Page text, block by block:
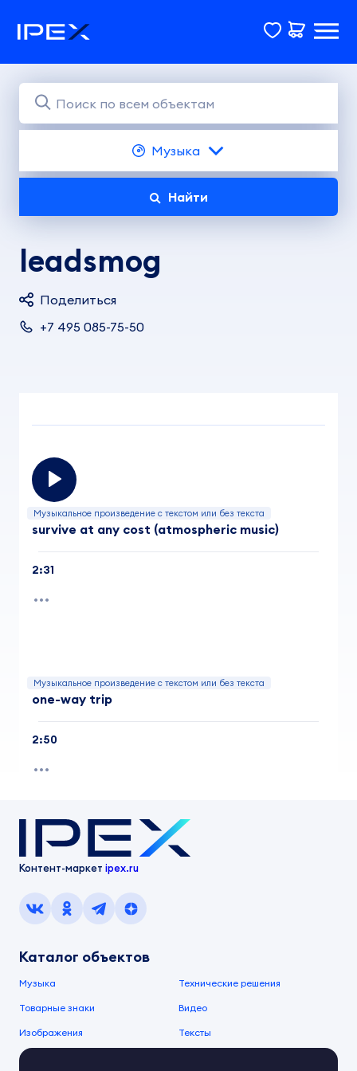
Музыка
Найти
leadsmog
Поделиться
+7 495 085-75-50
Музыкальное произведение с текстом или без текста
survive at any cost (atmospheric music)
2:31
Музыкальное произведение с текстом или без текста
one-way trip
2:50
Контент-маркет ipex.ru
Каталог объектов
Музыка Технические решения
Товарные знаки Видео
Изображения Тексты
О компании